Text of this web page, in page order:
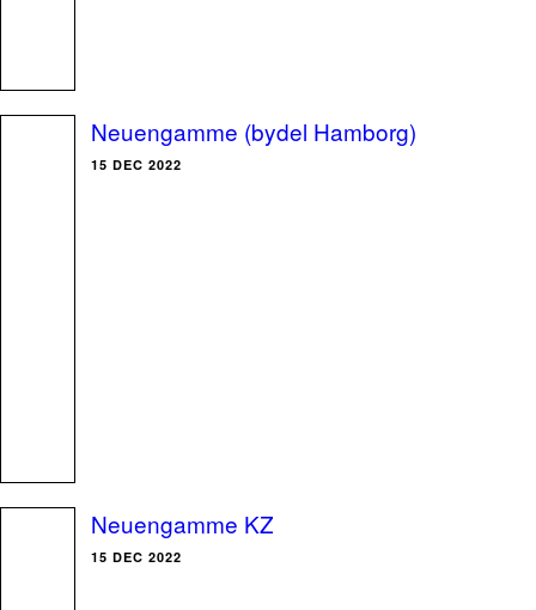
Neuengamme (bydel Hamborg)
15 DEC 2022
Neuengamme KZ
15 DEC 2022